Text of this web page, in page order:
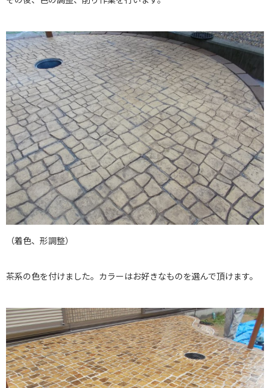
（着色、形調整）
茶系の色を付けました。カラーはお好きなものを選んで頂けます。